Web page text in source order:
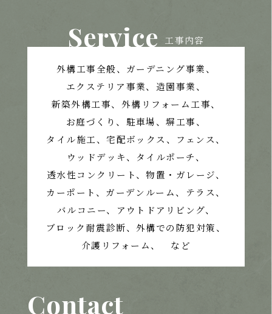
Service 工事内容
外構工事全般、ガーデニング事業、
エクステリア事業、造園事業、
新築外構工事、外構リフォーム工事、
お庭づくり、 駐車場、塀工事、
タイル施工、宅配ボックス、フェンス、
ウッドデッキ、タイルポーチ、
透水性コンクリート、物置・ガレージ、
カーポート、ガーデンルーム、テラス、
バルコニー、アウトドアリビング、
ブロック耐震診断、外構での防犯対策、
介護リフォーム、 など
Contact